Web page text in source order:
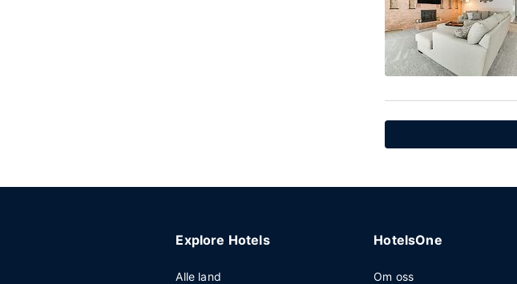
Explore Hotels
Alle land
HotelsOne
Om oss